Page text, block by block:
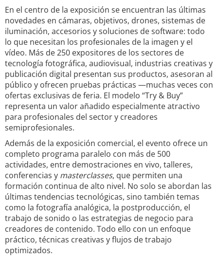
En el centro de la exposición se encuentran las últimas
novedades en cámaras, objetivos, drones, sistemas de
iluminación, accesorios y soluciones de software: todo
lo que necesitan los profesionales de la imagen y el
vídeo. Más de 250 expositores de los sectores de
tecnología fotográfica, audiovisual, industrias creativas y
publicación digital presentan sus productos, asesoran al
público y ofrecen pruebas prácticas —muchas veces con
ofertas exclusivas de feria. El modelo “Try & Buy”
representa un valor añadido especialmente atractivo
para profesionales del sector y creadores
semiprofesionales.
Además de la exposición comercial, el evento ofrece un
completo programa paralelo con más de 500
actividades, entre demostraciones en vivo, talleres,
conferencias y masterclasses, que permiten una
formación continua de alto nivel. No solo se abordan las
últimas tendencias tecnológicas, sino también temas
como la fotografía analógica, la postproducción, el
trabajo de sonido o las estrategias de negocio para
creadores de contenido. Todo ello con un enfoque
práctico, técnicas creativas y flujos de trabajo
optimizados.